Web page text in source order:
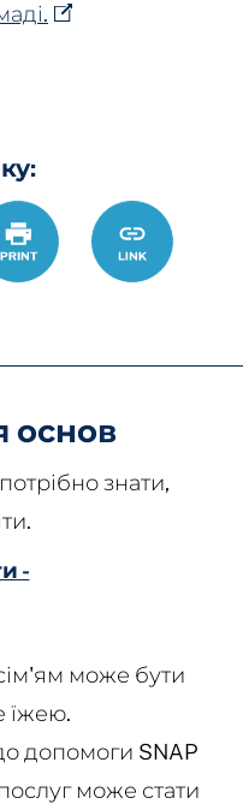
https://
SNAP
Link
основ
знати,
-
може бути
їжею.
допомоги SNAP
може стати